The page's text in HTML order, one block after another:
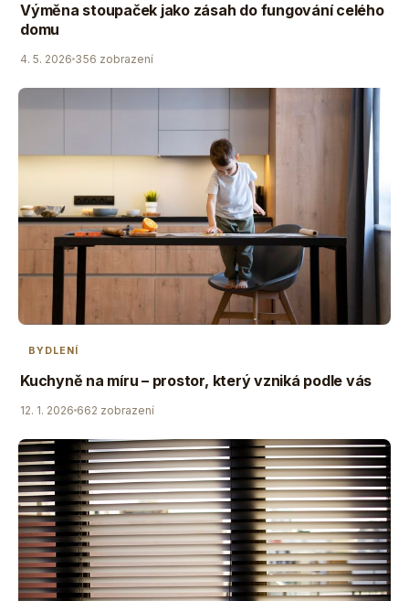
Výměna stoupaček jako zásah do fungování celého
domu
4. 5. 2026 356 zobrazení
BYDLENÍ
Kuchyně na míru – prostor, který vzniká podle vás
12. 1. 2026 662 zobrazení